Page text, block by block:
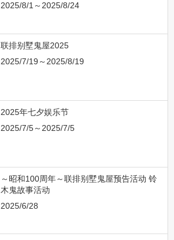
2025/8/1～2025/8/24
联排别墅鬼屋2025
2025/7/19～2025/8/19
2025年七夕娱乐节
2025/7/5～2025/7/5
～昭和100周年～联排别墅鬼屋预告活动 铃
木鬼故事活动
2025/6/28